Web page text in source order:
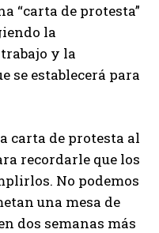
“carta de protesta”
la
y la
se establecerá para
carta de protesta al
recordarle que los
No podemos
una mesa de
dos semanas más